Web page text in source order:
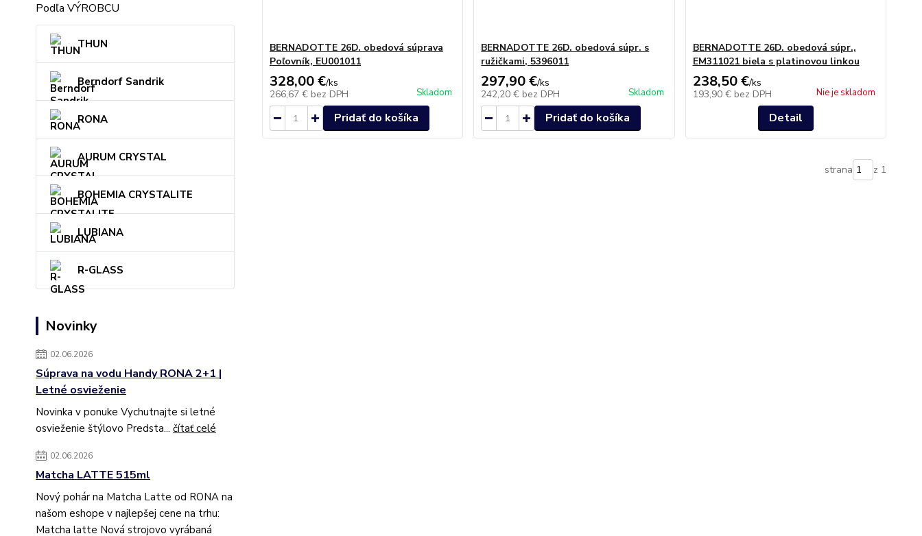
Podľa VÝROBCU
THUN
Berndorf Sandrik
RONA
AURUM CRYSTAL
BOHEMIA CRYSTALITE
LUBIANA
R-GLASS
Novinky
02.06.2026
Súprava na vodu Handy RONA 2+1 |
Letné osvieženie
Novinka v ponuke Vychutnajte si letné
osvieženie štýlovo Predsta... čítať celé
02.06.2026
Matcha LATTE 515ml
Nový pohár na Matcha Latte od RONA na
našom eshope v najlepšej cene na trhu:
Matcha latte Nová strojovo vyrábaná
BERNADOTTE 26D. obedová súprava
Poľovník, EU001011
328,00 €/ks
266,67 € bez DPH Skladom
Pridať do košíka
BERNADOTTE 26D. obedová súpr. s
ružičkami, 5396011
297,90 €/ks
242,20 € bez DPH Skladom
Pridať do košíka
BERNADOTTE 26D. obedová súpr.,
EM311021 biela s platinovou linkou
238,50 €/ks
193,90 € bez DPH Nie je skladom
Detail
strana z 1